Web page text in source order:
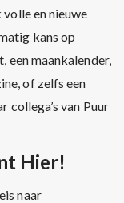
en nieuwe
kans op
een maankalender,
of zelfs een
collega’s van Puur
Hier!
naar